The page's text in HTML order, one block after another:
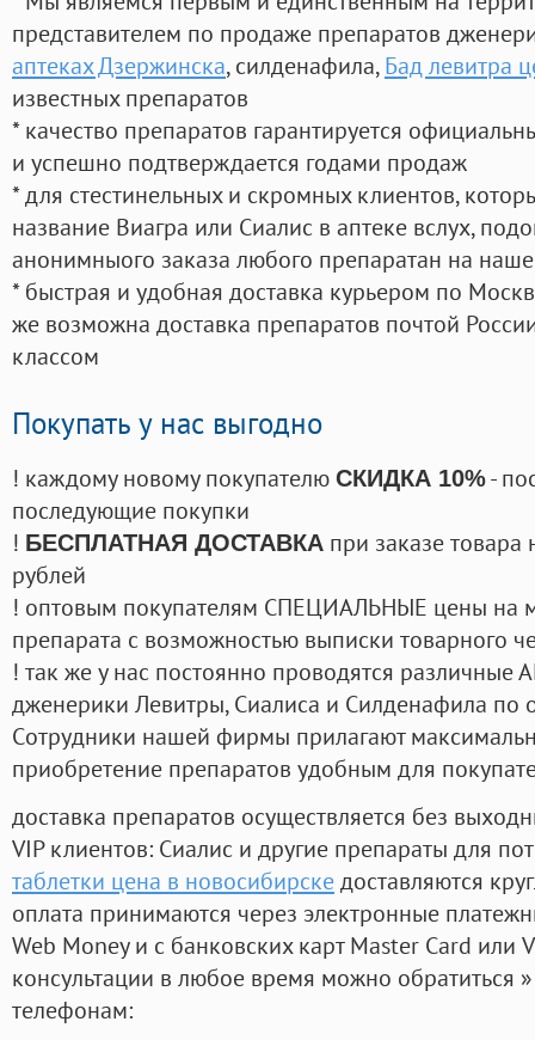
представителем по продаже препаратов
аптеках Дзержинска, силденафила, Бад левитра
известных препаратов
* качество препаратов гарантируется
и успешно подтверждается годами продаж
* для стестинельных и скромных клиентов,
название Виагра или Сиалис в аптеке вслух,
анонимныого заказа любого препаратан на
* быстрая и удобная доставка курьером по
же возможна доставка препаратов почтой
классом
Покупать у нас выгодно
! каждому новому покупателю СКИДКА 10%-
последующие покупки
! БЕСПЛАТНАЯ ДОСТАВКА при заказе
рублей
! оптовым покупателям СПЕЦИАЛЬНЫЕ цены на
препарата с возможностью выписки товарного
! так же у нас постоянно проводятся
дженерики Левитры, Сиалиса и Силденафила по
Cотрудники нашей фирмы прилагают
приобретение препаратов удобным для
доставка препаратов осуществляется без
VIP клиентов: Сиалис и другие препараты для
таблетки цена в новосибирскедоставляются
оплата принимаются через электронные
Web Money и с банковских карт Master Card или
консультации в любое время можно обратиться
телефонам: